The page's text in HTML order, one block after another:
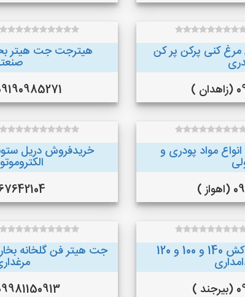
مرغ کنی پرکن پر کن
)
هیترجت جت هیتر
09190985271
مواد پودری و
)
خریدفروش دریل
()
جت فن هواکش هوا کش 140 و 100 و 120
)
09981150913